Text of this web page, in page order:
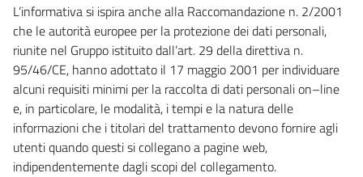
L’informativa si ispira anche alla Raccomandazione n. 2/2001
che le autorità europee per la protezione dei dati personali,
riunite nel Gruppo istituito dall’art. 29 della direttiva n.
95/46/CE, hanno adottato il 17 maggio 2001 per individuare
alcuni requisiti minimi per la raccolta di dati personali on–line
e, in particolare, le modalità, i tempi e la natura delle
informazioni che i titolari del trattamento devono fornire agli
utenti quando questi si collegano a pagine web,
indipendentemente dagli scopi del collegamento.